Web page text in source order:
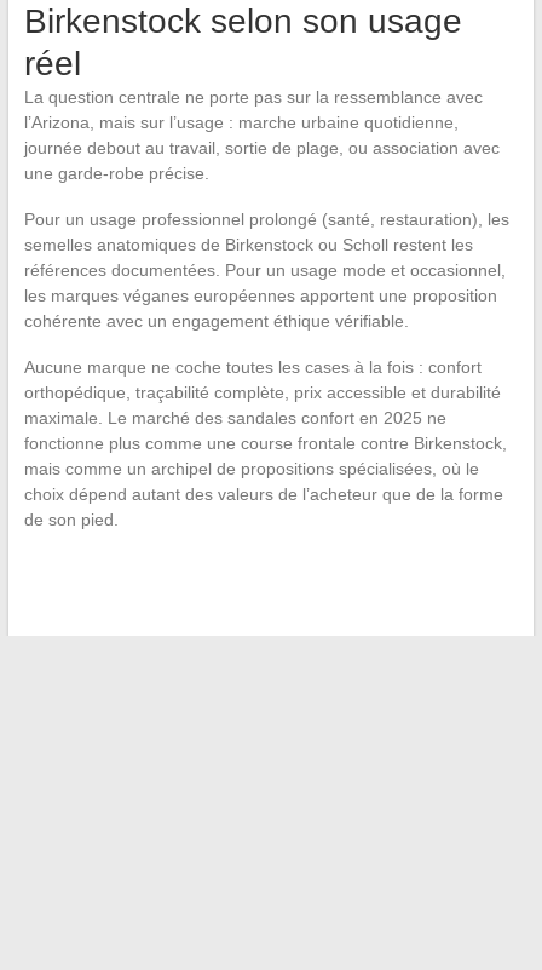
Birkenstock selon son usage
réel
La question centrale ne porte pas sur la ressemblance avec
l’Arizona, mais sur l’usage : marche urbaine quotidienne,
journée debout au travail, sortie de plage, ou association avec
une garde-robe précise.
Pour un usage professionnel prolongé (santé, restauration), les
semelles anatomiques de Birkenstock ou Scholl restent les
références documentées. Pour un usage mode et occasionnel,
les marques véganes européennes apportent une proposition
cohérente avec un engagement éthique vérifiable.
Aucune marque ne coche toutes les cases à la fois : confort
orthopédique, traçabilité complète, prix accessible et durabilité
maximale. Le marché des sandales confort en 2025 ne
fonctionne plus comme une course frontale contre Birkenstock,
mais comme un archipel de propositions spécialisées, où le
choix dépend autant des valeurs de l’acheteur que de la forme
de son pied.